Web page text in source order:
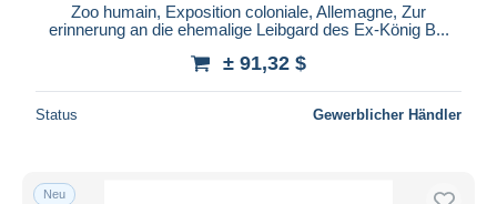
Zoo humain, Exposition coloniale, Allemagne, Zur
erinnerung an die ehemalige Leibgard des Ex-König B...
± 91,32 $
Status Gewerblicher Händler
Neu